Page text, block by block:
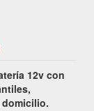
12v con
domicilio.